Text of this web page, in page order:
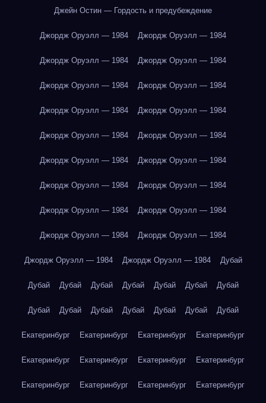
Джейн Остин — Гордость и предубеждение
Джордж Оруэлл — 1984 Джордж Оруэлл — 1984
Джордж Оруэлл — 1984 Джордж Оруэлл — 1984
Джордж Оруэлл — 1984 Джордж Оруэлл — 1984
Джордж Оруэлл — 1984 Джордж Оруэлл — 1984
Джордж Оруэлл — 1984 Джордж Оруэлл — 1984
Джордж Оруэлл — 1984 Джордж Оруэлл — 1984
Джордж Оруэлл — 1984 Джордж Оруэлл — 1984
Джордж Оруэлл — 1984 Джордж Оруэлл — 1984
Джордж Оруэлл — 1984 Джордж Оруэлл — 1984
Джордж Оруэлл — 1984 Джордж Оруэлл — 1984 Дубай
Дубай Дубай Дубай Дубай Дубай Дубай Дубай
Дубай Дубай Дубай Дубай Дубай Дубай Дубай
Екатеринбург Екатеринбург Екатеринбург Екатеринбург
Екатеринбург Екатеринбург Екатеринбург Екатеринбург
Екатеринбург Екатеринбург Екатеринбург Екатеринбург